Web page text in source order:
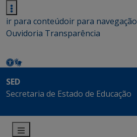
ir para conteúdoir para navegação
Ouvidoria Transparência
SED
Secretaria de Estado de Educação